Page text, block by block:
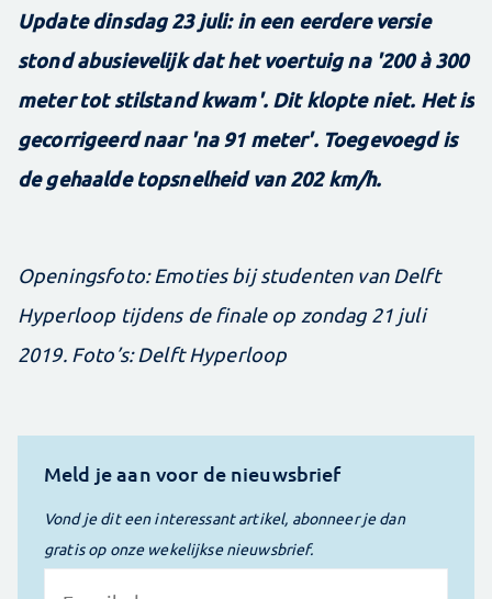
Update dinsdag 23 juli: in een eerdere versie
stond abusievelijk dat het voertuig na '200 à 300
meter tot stilstand kwam'. Dit klopte niet. Het is
gecorrigeerd naar 'na 91 meter'. Toegevoegd is
de gehaalde topsnelheid van 202 km/h.
Openingsfoto: Emoties bij studenten van Delft
Hyperloop tijdens de finale op zondag 21 juli
2019. Foto’s: Delft Hyperloop
Meld je aan voor de nieuwsbrief
Vond je dit een interessant artikel, abonneer je dan
gratis op onze wekelijkse nieuwsbrief.